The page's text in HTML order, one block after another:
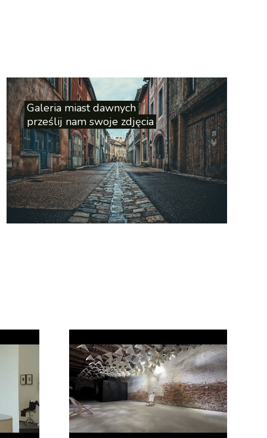
5
Wiele sporów między
projektantami a
generalnymi wyko...
7
Kandydując na
stanowisko prezesa
samorządu
Galeria miast dawnych
prześlij nam swoje zdjęcia